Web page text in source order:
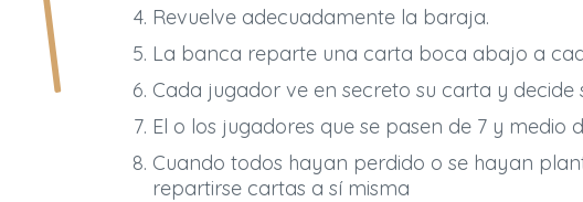
Revuelve adecuadamente la baraja.
La banca reparte una carta boca abajo a
Cada jugador ve en secreto su carta y
El o los jugadores que se pasen de 7 y
Cuando todos hayan perdido o se hayan
repartirse cartas a sí misma